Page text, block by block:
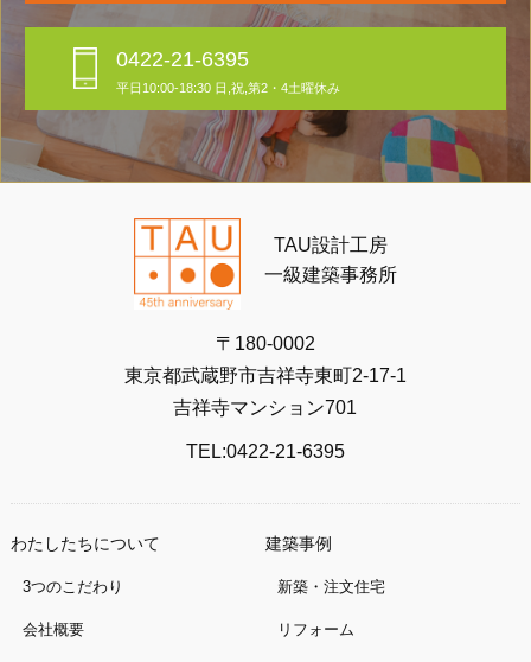
0422-21-6395
平日10:00-18:30 日,祝,第2・4土曜休み
TAU設計工房
一級建築事務所
〒180-0002
東京都武蔵野市吉祥寺東町2-17-1
吉祥寺マンション701
TEL:0422-21-6395
わたしたちについて
3つのこだわり
会社概要
建築事例
新築・注文住宅
リフォーム